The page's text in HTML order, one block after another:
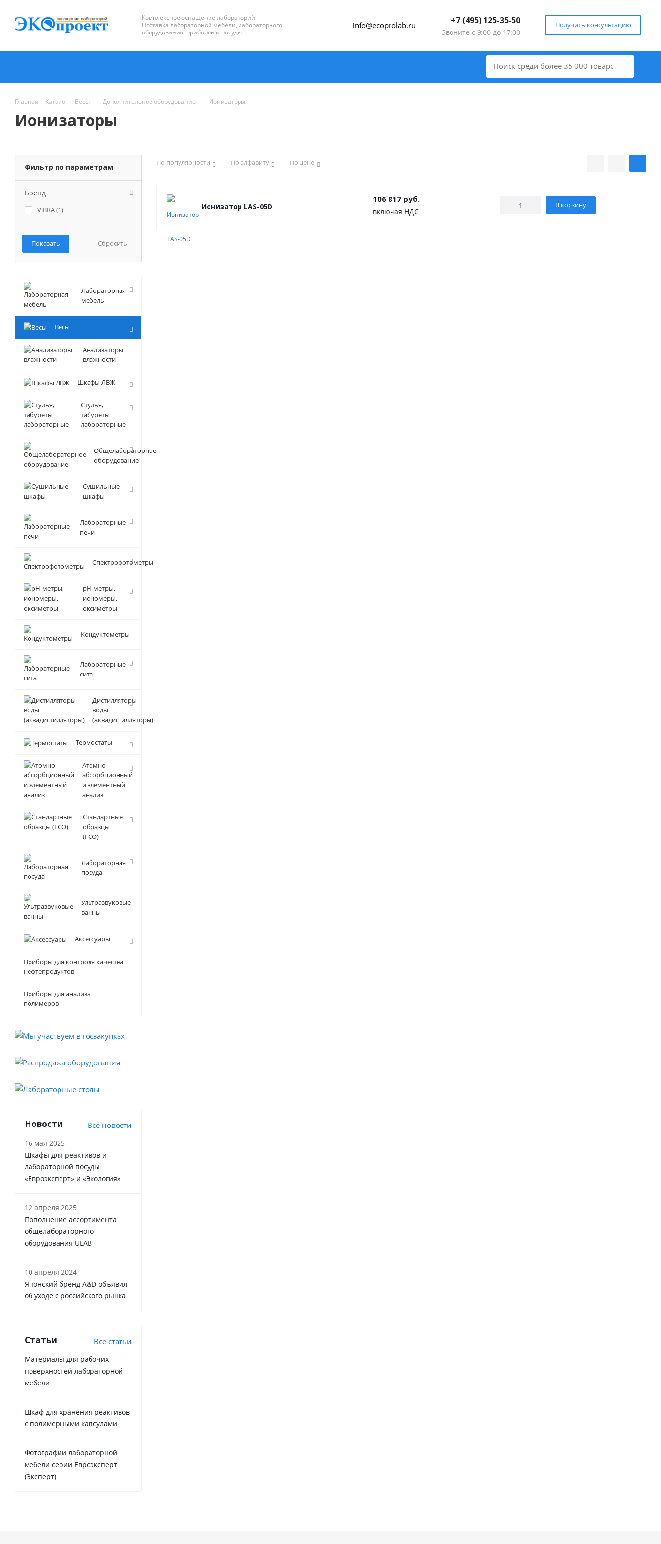
Комплексное оснащение лабораторий
Поставка лабораторной мебели, лабораторного
оборудования, приборов и посуды
info@ecoprolab.ru +7 (495) 125-35-50
Звоните с 9:00 до 17:00
Получить консультацию
Главная - Каталог - Весы - Дополнительное оборудование - Ионизаторы
Ионизаторы
По популярности По алфавиту По цене
Ионизатор LAS-05D
106 817 руб.
включая НДС
В корзину
Фильтр по параметрам
Бренд
ViBRA (1)
Сбросить
Лабораторная
мебель
Весы
Анализаторы
влажности
Шкафы ЛВЖ
Стулья,
табуреты
лабораторные
Общелабораторное
оборудование
Сушильные
шкафы
Лабораторные
печи
Спектрофотометры
pH-метры,
иономеры,
оксиметры
Кондуктометры
Лабораторные
сита
Дистилляторы
воды
(аквадистилляторы)
Термостаты
Атомно-
абсорбционный
и элементный
анализ
Стандартные
образцы
(ГСО)
Лабораторная
посуда
Ультразвуковые
ванны
Аксессуары
Приборы для контроля качества
нефтепродуктов
Приборы для анализа
полимеров
Новости Все новости
16 мая 2025
Шкафы для реактивов и
лабораторной посуды
«Евроэксперт» и «Экология»
12 апреля 2025
Пополнение ассортимента
общелабораторного
оборудования ULAB
10 апреля 2024
Японский бренд A&D объявил
об уходе с российского рынка
Статьи Все статьи
Материалы для рабочих
поверхностей лабораторной
мебели
Шкаф для хранения реактивов
с полимерными капсулами
Фотографии лабораторной
мебели серии Евроэксперт
(Эксперт)